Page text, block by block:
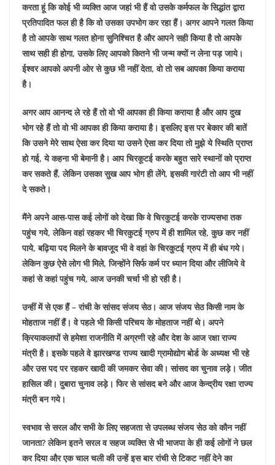
करता हूं कि कोई भी व्यक्ति आज जहां भी हैं वो उसके कर्मफल के सिद्धांत द्वारा
प्रतिपादित फल ही है कि वो उसका उपभोग कर रहा हैं। अगर आपने गलत किया
है तो आपके साथ गलत होना सुनिश्चित है और आपने सही किया है तो आपके
साथ सही ही होगा, उसके लिए आपको कितने भी जन्म क्यों न लेना पड़ जाये।
ईश्वर आपको अपनी ओर से कुछ भी नहीं देता, वो तो सब आपका किया कराया
है।
अगर आप आनन्द ले रहे हैं तो वो भी आपका ही किया कराया है और आप दुख
भोग रहे हैं तो वो भी आपका ही किया कराया है। इसलिए इस पर बेकार की बातें
कि उसने मेरे साथ ऐसा कर दिया या उसने ऐसा कर दिया तो मुझे ये स्थिति प्राप्त
हो गई, ये कहना भी बेमानी है। आप चिरकूटई करके बहुत सारे स्थानों को प्राप्त
कर सकते हैं, लेकिन उसका सुख आप भोग ही लेंगे, इसकी गारंटी तो आप भी नहीं
दे सकते।
मैंने अपने आस-पास कई लोगों को देखा कि वे चिरकुटई करके राज्यसभा तक
पहुंच गये, लेकिन वहां रहकर भी चिरकुटई ग्रुप में ही शामिल रहे, कुछ कर नहीं
पाये, बढ़िया पद मिलने के बावजूद भी वे वहां के चिरकुटई ग्रुप में ही बंध गये।
लेकिन कुछ ऐसे लोग भी मिले, जिन्होंने सिर्फ कर्म पर ध्यान दिया और लीजिये वे
कहां से कहां पहुंच गये, आज उनकी चर्चा भी हो रही है।
उन्हीं में से एक हैं – रांची के सांसद संजय सेठ। आज संजय सेठ किसी नाम के
मोहताज नहीं हैं। वे पहले भी किसी परिचय के मोहताज नहीं थे। अपने
क्रियाकलापों से हमेशा राजनीति में अग्रणी रहे और देश के आज रक्षा राज्य
मंत्री है। इसके पहले वे झारखण्ड राज्य खादी ग्रामोद्योग बोर्ड के अध्यक्ष भी रहे
और उस पद पर रहकर खादी की जमकर सेवा की। सांसद का चुनाव लड़े। जीत
हासिल की। दुबारा चुनाव लड़े। फिर से सांसद बने और आज केन्द्रीय रक्षा राज्य
मंत्री बन गये।
स्वभाव से सरल और सभी के लिए सहजता से उपलब्ध संजय सेठ को कौन नहीं
जानता? लेकिन इतने सरल व सहज व्यक्ति से भी भाजपा के ही कई लोगों ने छल
कर दिया और एक चाल चली की उन्हें इस बार रांची से टिकट नहीं देने का